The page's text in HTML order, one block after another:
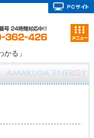
る」